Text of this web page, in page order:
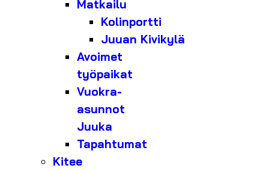
Matkailu
Kolinportti
Juuan Kivikylä
Avoimet
työpaikat
Vuokra-
asunnot
Juuka
Tapahtumat
Kitee